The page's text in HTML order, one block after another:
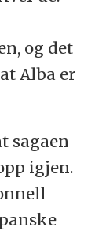
og det
Alba er
sagaen
igjen.